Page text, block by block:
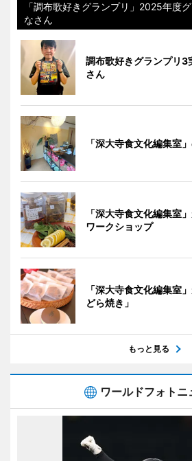
「調布歌好きグランプリ」2025年度
なさん
調布歌好きグランプリ3
さん
「深大寺食文化編集室
「深大寺食文化編集室
ワークショップ
「深大寺食文化編集室
どら焼き」
もっと見る
ワールドフォトニ